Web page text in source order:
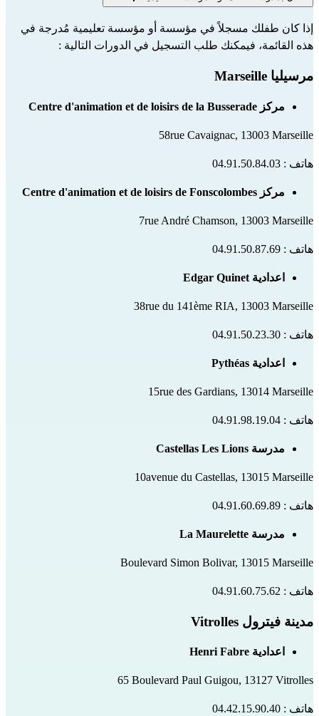
هذه القائمة، فيمكنك طلب التسجيل في الدورات التالية :
مرسيليا Marseille
مركز Centre d'animation et de loisirs de la Busserade
58rue Cavaignac, 13003 Marseille
هاتف : 04.91.50.84.03
مركز Centre d'animation et de loisirs de Fonscolombes
7rue André Chamson, 13003 Marseille
هاتف : 04.91.50.87.69
اعدادية Edgar Quinet
38rue du 141ème RIA, 13003 Marseille
هاتف : 04.91.50.23.30
اعدادية Pythéas
15rue des Gardians, 13014 Marseille
هاتف : 04.91.98.19.04
مدرسة Castellas Les Lions
10avenue du Castellas, 13015 Marseille
هاتف : 04.91.60.69.89
مدرسة La Maurelette
Boulevard Simon Bolivar, 13015 Marseille
هاتف : 04.91.60.75.62
مدينة فيترول Vitrolles
اعدادية Henri Fabre
65 Boulevard Paul Guigou, 13127 Vitrolles
هاتف : 04.42.15.90.40